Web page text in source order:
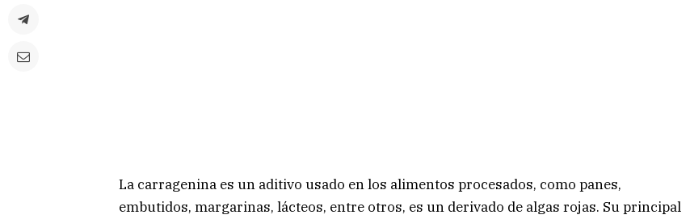
La carragenina es un aditivo usado en los alimentos procesados, como panes,
embutidos, margarinas, lácteos, entre otros, es un derivado de algas rojas. Su principal